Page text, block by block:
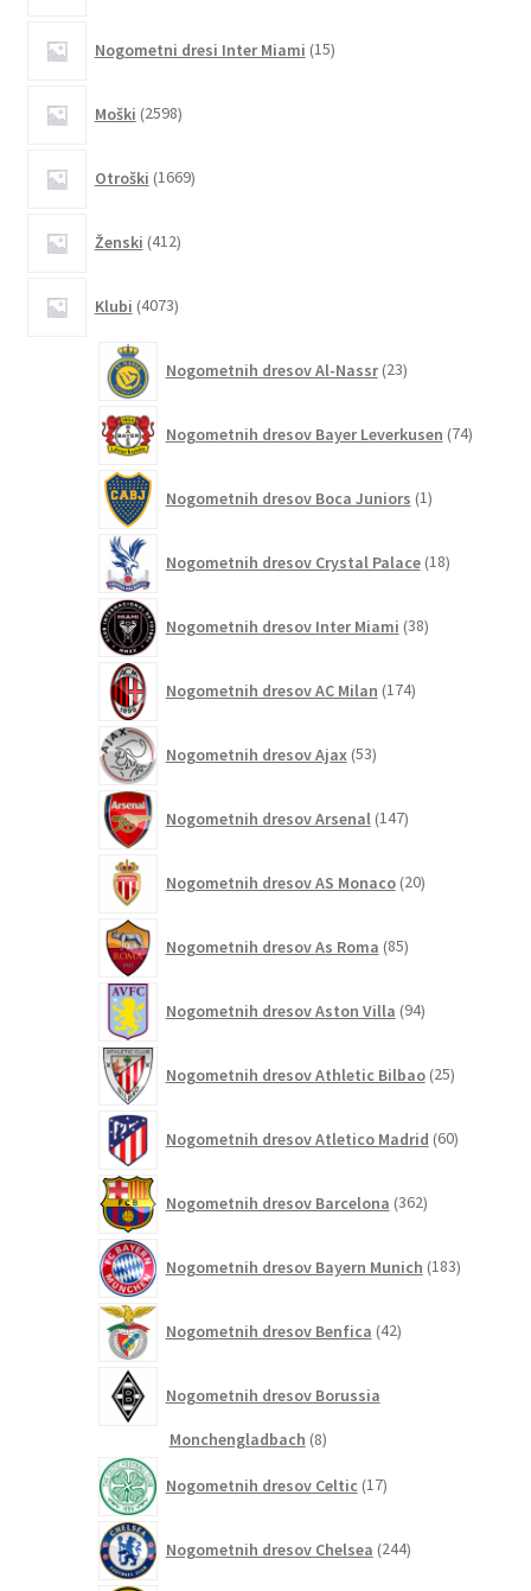
Nogometni dresi Inter Miami 15izdelkov
Moški 2598izdelkov
Otroški 1669izdelkov
Ženski 412izdelkov
Klubi 4073izdelkov
Nogometnih dresov Al-Nassr 23izdelkov
Nogometnih dresov Bayer Leverkusen 74izdelkov
Nogometnih dresov Boca Juniors 1izdelek
Nogometnih dresov Crystal Palace 18izdelkov
Nogometnih dresov Inter Miami 38izdelkov
Nogometnih dresov AC Milan 174izdelkov
Nogometnih dresov Ajax 53izdelkov
Nogometnih dresov Arsenal 147izdelkov
Nogometnih dresov AS Monaco 20izdelkov
Nogometnih dresov As Roma 85izdelkov
Nogometnih dresov Aston Villa 94izdelkov
Nogometnih dresov Athletic Bilbao 25izdelkov
Nogometnih dresov Atletico Madrid 60izdelkov
Nogometnih dresov Barcelona 362izdelkov
Nogometnih dresov Bayern Munich 183izdelkov
Nogometnih dresov Benfica 42izdelkov
Nogometnih dresov Borussia
Monchengladbach 88
Nogometnih dresov Celtic 17izdelkov
Nogometnih dresov Chelsea 244izdelkov